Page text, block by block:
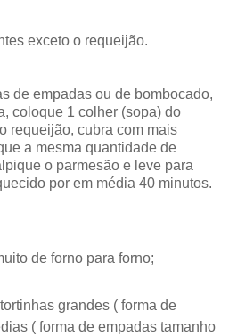
exceto o requeijão.
de empadas ou de bombocado,
coloque 1 colher (sopa) do
requeijão, cubra com mais
a mesma quantidade de
o parmesão e leve para
por em média 40 minutos.
de forno para forno;
grandes ( forma de
( forma de empadas tamanho